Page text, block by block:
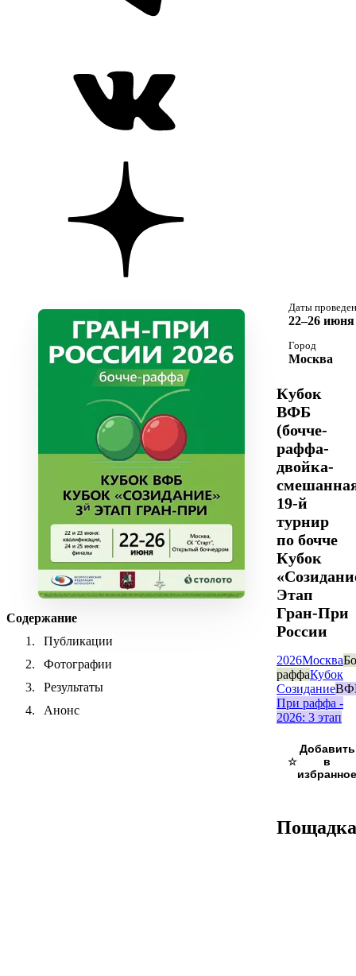
Содержание
Публикации
Фотографии
Результаты
Анонс
Даты
22–26 июня
Город
Москва
Кубок
ВФБ
(бочче-
раффа-
двойка-
19-й
турнир
по бочче
Кубок
Этап
Гран-При
России
2026Москва
раффаКубок
Созидание
При раффа -
2026: 3 этап
☆
Пощадка